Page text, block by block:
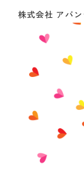
株式会社 アバ